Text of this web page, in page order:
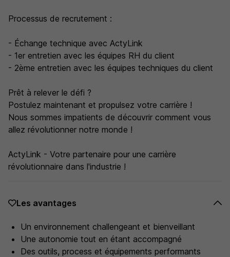
Processus de recrutement :
- Échange technique avec ActyLink
- 1er entretien avec les équipes RH du client
- 2ème entretien avec les équipes techniques du client
Prêt à relever le défi ?
Postulez maintenant et propulsez votre carrière !
Nous sommes impatients de découvrir comment vous
allez révolutionner notre monde !
ActyLink - Votre partenaire pour une carrière
révolutionnaire dans l'industrie !
Les avantages
Un environnement challengeant et bienveillant
Une autonomie tout en étant accompagné
Des outils, process et équipements performants